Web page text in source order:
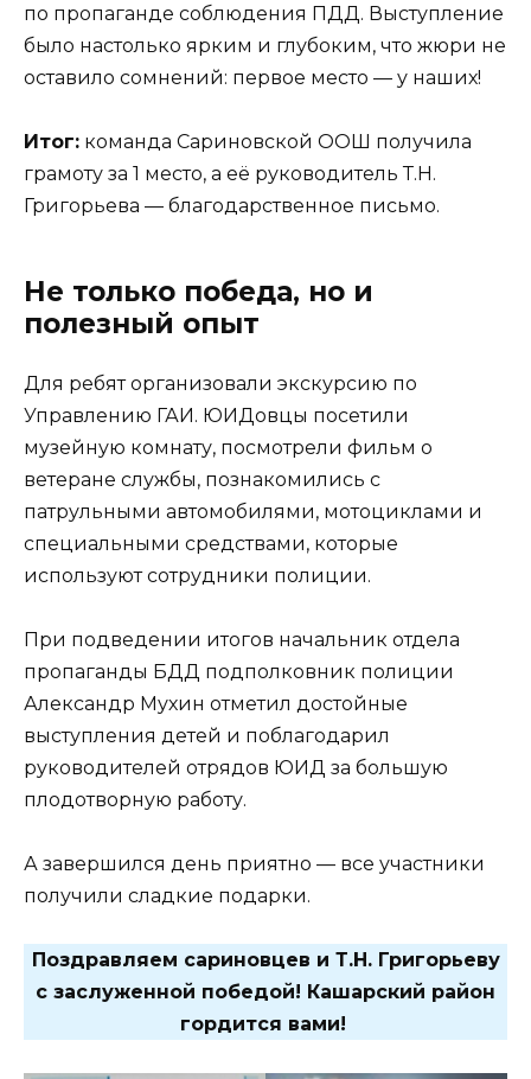
по пропаганде соблюдения ПДД. Выступление
было настолько ярким и глубоким, что жюри не
оставило сомнений: первое место — у наших!
Итог: команда Сариновской ООШ получила
грамоту за 1 место, а её руководитель Т.Н.
Григорьева — благодарственное письмо.
Не только победа, но и
полезный опыт
Для ребят организовали экскурсию по
Управлению ГАИ. ЮИДовцы посетили
музейную комнату, посмотрели фильм о
ветеране службы, познакомились с
патрульными автомобилями, мотоциклами и
специальными средствами, которые
используют сотрудники полиции.
При подведении итогов начальник отдела
пропаганды БДД подполковник полиции
Александр Мухин отметил достойные
выступления детей и поблагодарил
руководителей отрядов ЮИД за большую
плодотворную работу.
А завершился день приятно — все участники
получили сладкие подарки.
Поздравляем сариновцев и Т.Н. Григорьеву
с заслуженной победой! Кашарский район
гордится вами!